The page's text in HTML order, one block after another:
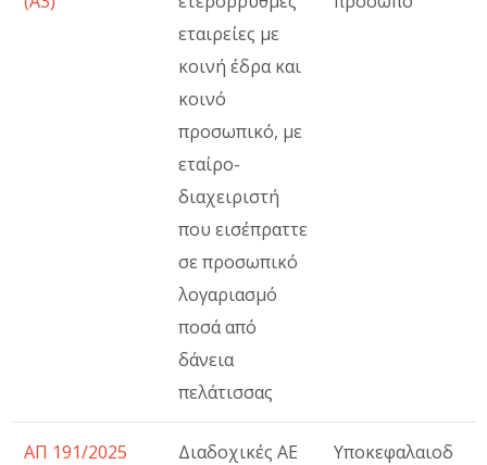
εταιρείες με
κοινή έδρα και
κοινό
προσωπικό, με
εταίρο-
διαχειριστή
που εισέπραττε
σε προσωπικό
λογαριασμό
ποσά από
δάνεια
πελάτισσας
ΑΠ 191/2025
Διαδοχικές ΑΕ
Υποκεφαλαιοδ